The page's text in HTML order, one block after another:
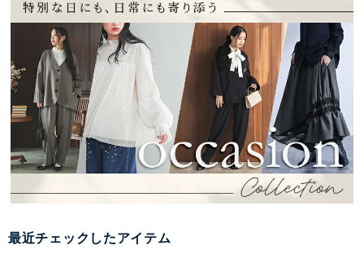
最近チェックしたアイテム